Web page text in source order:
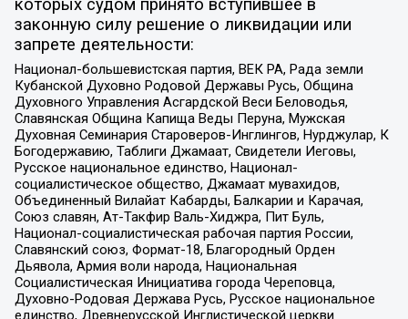
которых судом принято вступившее в
законную силу решение о ликвидации или
запрете деятельности:
Национал-большевистская партия, ВЕК РА, Рада земли
Кубанской Духовно Родовой Державы Русь, Община
Духовного Управления Асгардской Веси Беловодья,
Славянская Община Капища Веды Перуна, Мужская
Духовная Семинария Староверов-Инглингов, Нурджулар, К
Богодержавию, Таблиги Джамаат, Свидетели Иеговы,
Русское национальное единство, Национал-
социалистическое общество, Джамаат мувахидов,
Объединенный Вилайат Кабарды, Балкарии и Карачая,
Союз славян, Ат-Такфир Валь-Хиджра, Пит Буль,
Национал-социалистическая рабочая партия России,
Славянский союз, Формат-18, Благородный Орден
Дьявола, Армия воли народа, Национальная
Социалистическая Инициатива города Череповца,
Духовно-Родовая Держава Русь, Русское национальное
единство, Древнерусской Инглистической церкви